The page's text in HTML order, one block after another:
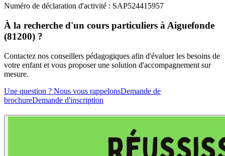
Numéro de déclaration d'activité : SAP524415957
À la recherche d'un cours particuliers à Aiguefonde
(81200) ?
Contactez nos conseillers pédagogiques afin d'évaluer les besoins de
votre enfant et vous proposer une solution d'accompagnement sur
mesure.
Une question ? Nous vous rappelonsDemande de
brochureDemande d'inscription